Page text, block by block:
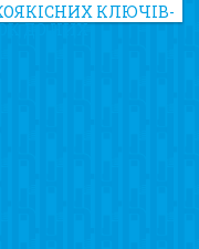
КЛЮЧІВ-
ДО НИХ